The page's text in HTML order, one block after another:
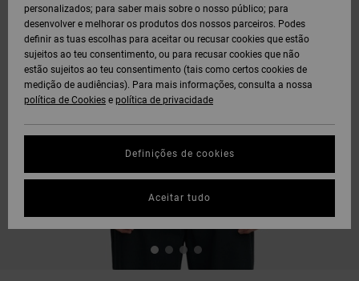
personalizados; para saber mais sobre o nosso público; para
desenvolver e melhorar os produtos dos nossos parceiros. Podes
definir as tuas escolhas para aceitar ou recusar cookies que estão
sujeitos ao teu consentimento, ou para recusar cookies que não
estão sujeitos ao teu consentimento (tais como certos cookies de
medição de audiências). Para mais informações, consulta a nossa
política de Cookies e política de privacidade
Definições de cookies
Aceitar tudo